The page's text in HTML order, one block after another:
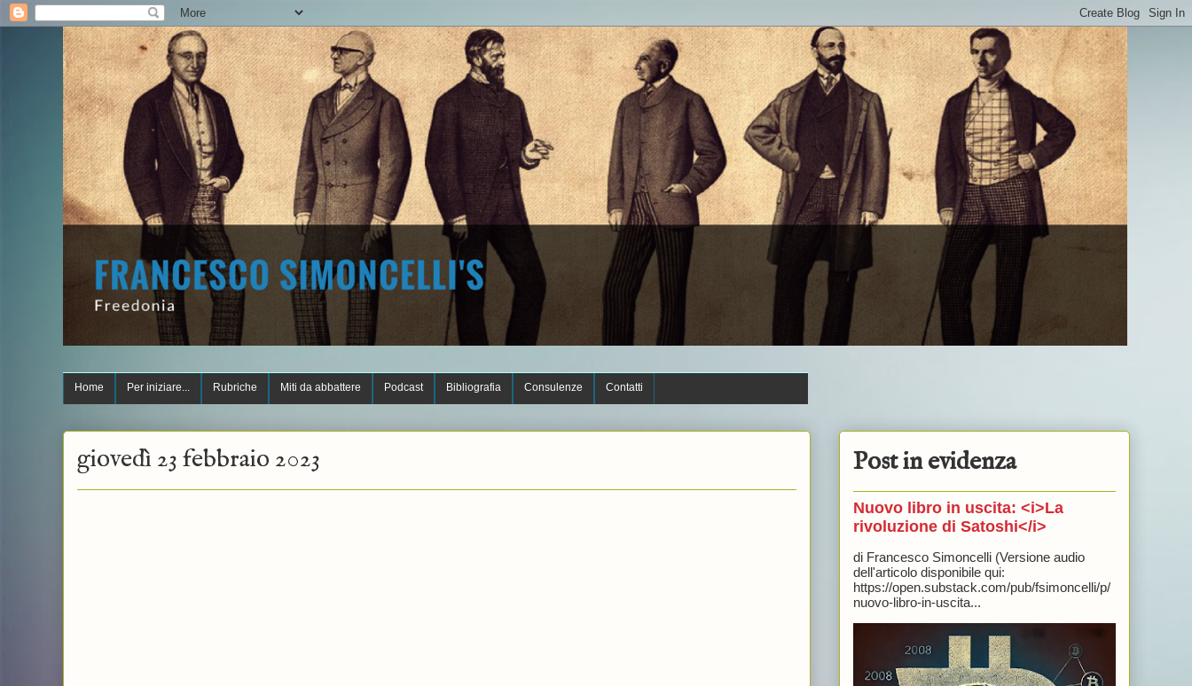
Home Per iniziare... Rubriche Miti da abbattere Podcast Bibliografia Consulenze Contatti
giovedì 23 febbraio 2023 Post in evidenza
Nuovo libro in uscita: <i>La
rivoluzione di Satoshi</i>
di Francesco Simoncelli (Versione audio
dell'articolo disponibile qui:
https://open.substack.com/pub/fsimoncelli/p/
nuovo-libro-in-uscita...